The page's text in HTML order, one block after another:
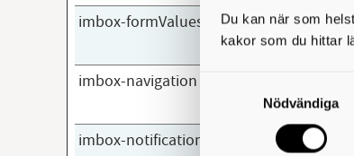
Du kan när som
kakor som du hittar
Nödvändiga
imbox-formValues
Imbox
imbox-navigation
imbox-notification
Imbox